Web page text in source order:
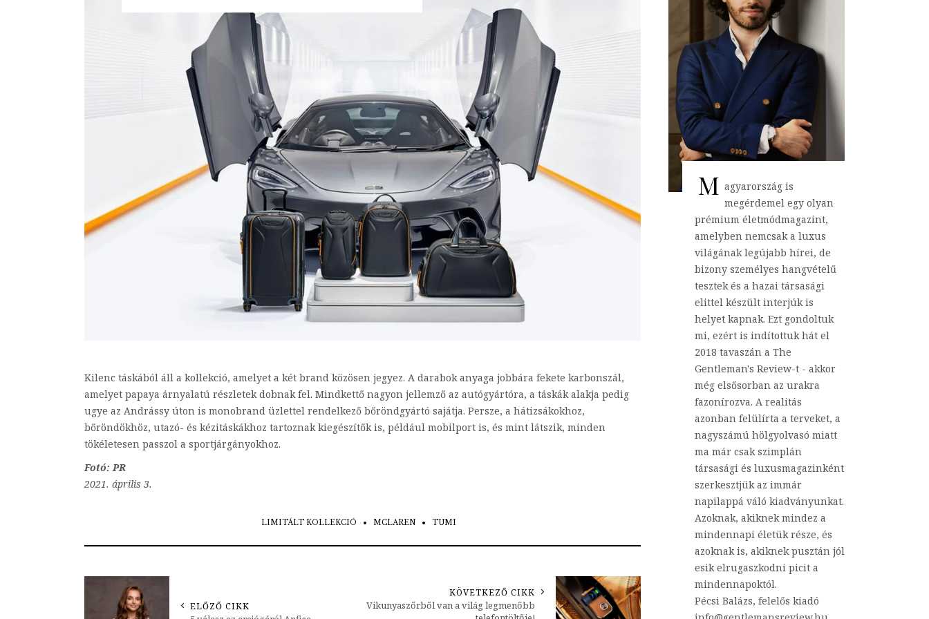
Kilenc táskából áll a kollekció, amelyet a két brand közösen jegyez. A darabok anyaga jobbára fekete karbonszál,
amelyet papaya árnyalatú részletek dobnak fel. Mindkettő nagyon jellemző az autógyártóra, a táskák alakja pedig
ugye az Andrássy úton is monobrand üzlettel rendelkező bőröndgyártó sajátja. Persze, a hátizsákokhoz,
bőröndökhöz, utazó- és kézitáskákhoz tartoznak kiegészítők is, például mobilport is, és mint látszik, minden
tökéletesen passzol a sportjárgányokhoz.
Fotó: PR
2021. április 3.
LIMITÁLT KOLLEKCIÓ MCLAREN TUMI
ELŐZŐ CIKK
KÖVETKEZŐ CIKK
Vikunyaszőrből van a világ legmenőbb
M agyarország is
megérdemel egy olyan
prémium életmódmagazint,
amelyben nemcsak a luxus
világának legújabb hírei, de
bizony személyes hangvételű
tesztek és a hazai társasági
elittel készült interjúk is
helyet kapnak. Ezt gondoltuk
mi, ezért is indítottuk hát el
2018 tavaszán a The
Gentleman's Review-t - akkor
még elsősorban az urakra
fazonírozva. A realitás
azonban felülírta a terveket, a
nagyszámú hölgyolvasó miatt
ma már csak szimplán
társasági és luxusmagazinként
szerkesztjük az immár
napilappá váló kiadványunkat.
Azoknak, akiknek mindez a
mindennapi életük része, és
azoknak is, akiknek pusztán jól
esik elrugaszkodni picit a
mindennapoktól.
Pécsi Balázs, felelős kiadó